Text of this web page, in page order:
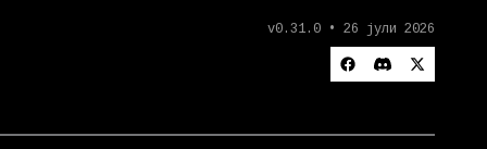
v0.31.0 • 26 јули 2026